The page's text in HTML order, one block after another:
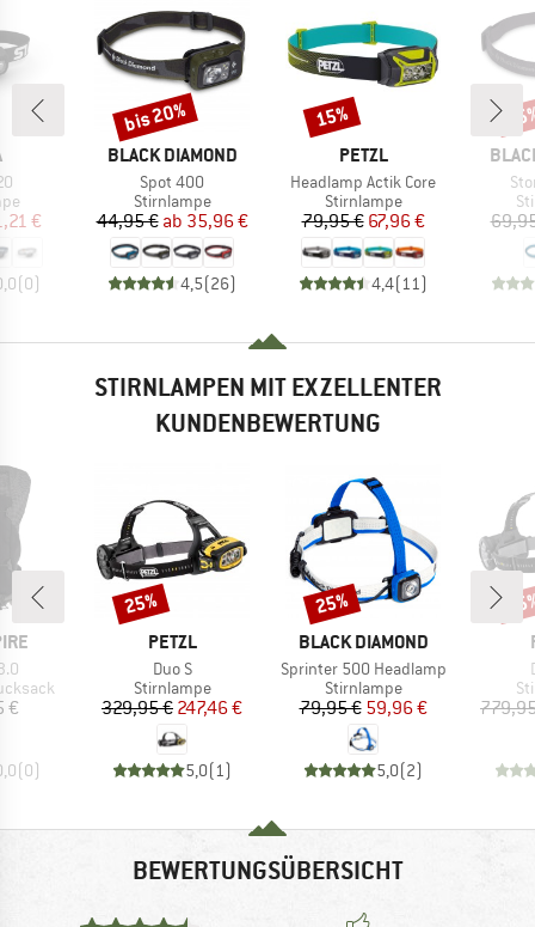
Preis
€
(0)
MARKE
BLACK DIAMOND
Artikel
Spot 400
Produktgruppe
Stirnlampe
Preis
44,95 € reduzierter Preis
ab 35,96 €
4,5(26)
Rabatt
bis 20%
MARKE
PETZL
Artikel
Headlamp Actik Core
Produktgruppe
Stirnlampe
Preis
79,95 €reduzierter Preis
67,96 €
4,4(11 )
Rabatt
15%
STIRNLAMPEN MIT EXZELLENTER
KUNDENBEWERTUNG
€
(0)
MARKE
PETZL
Artikel
Duo S
Produktgruppe
Stirnlampe
Preis
329,95 €reduzierter Preis
247,46 €
5,0(1)
Rabatt
25%
MARKE
BLACK DIAMOND
Artikel
Sprinter 500 Headlamp
Produktgruppe
Stirnlampe
Preis
79,95 €reduzierter Preis
59,96 €
5,0(2)
Rabatt
25%
BEWERTUNGSÜBERSICHT